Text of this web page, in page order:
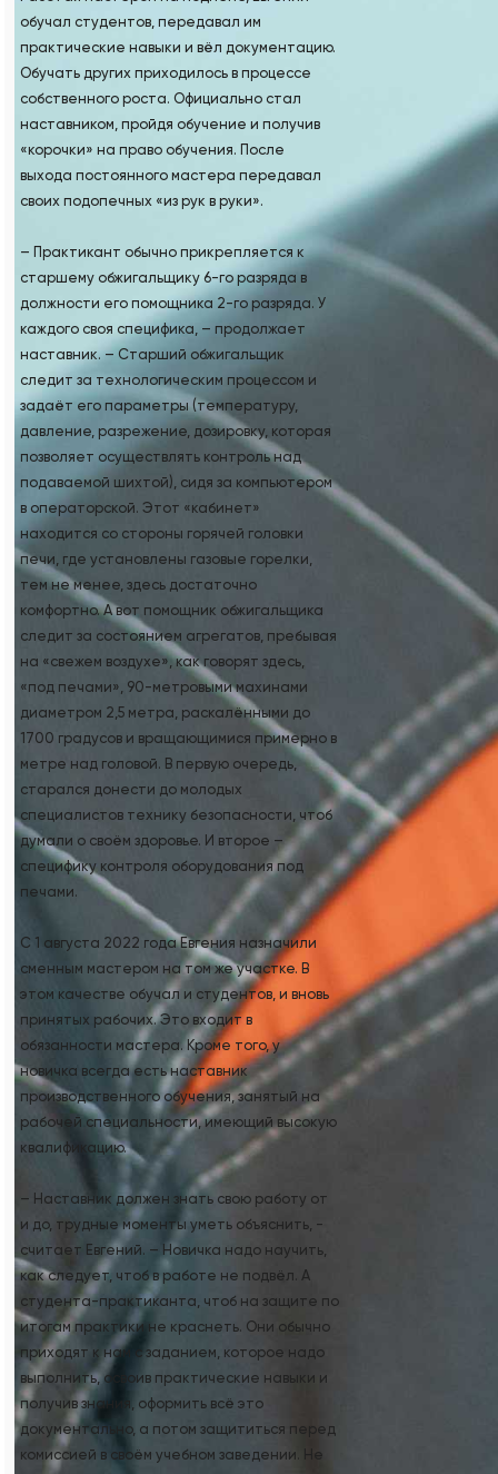
обучал студентов, передавал им
практические навыки и вёл документацию.
Обучать других приходилось в процессе
собственного роста. Официально стал
наставником, пройдя обучение и получив
«корочки» на право обучения. После
выхода постоянного мастера передавал
своих подопечных «из рук в руки».
– Практикант обычно прикрепляется к
старшему обжигальщику 6-го разряда в
должности его помощника 2-го разряда. У
каждого своя специфика, – продолжает
наставник. – Старший обжигальщик
следит за технологическим процессом и
задаёт его параметры (температуру,
давление, разрежение, дозировку, которая
позволяет осуществлять контроль над
подаваемой шихтой), сидя за компьютером
в операторской. Этот «кабинет»
находится со стороны горячей головки
печи, где установлены газовые горелки,
тем не менее, здесь достаточно
комфортно. А вот помощник обжигальщика
следит за состоянием агрегатов, пребывая
на «свежем воздухе», как говорят здесь,
«под печами», 90-метровыми махинами
диаметром 2,5 метра, раскалёнными до
1700 градусов и вращающимися примерно в
метре над головой. В первую очередь,
старался донести до молодых
специалистов технику безопасности, чтоб
думали о своём здоровье. И второе –
специфику контроля оборудования под
печами.
С 1 августа 2022 года Евгения назначили
сменным мастером на том же участке. В
этом качестве обучал и студентов, и вновь
принятых рабочих. Это входит в
обязанности мастера. Кроме того, у
новичка всегда есть наставник
производственного обучения, занятый на
рабочей специальности, имеющий высокую
квалификацию.
– Наставник должен знать свою работу от
и до, трудные моменты уметь объяснить, -
считает Евгений. – Новичка надо научить,
как следует, чтоб в работе не подвёл. А
студента-практиканта, чтоб на защите по
итогам практики не краснеть. Они обычно
приходят к нам с заданием, которое надо
выполнить, освоив практические навыки и
получив знания, оформить всё это
документально, а потом защититься перед
комиссией в своём учебном заведении. Не